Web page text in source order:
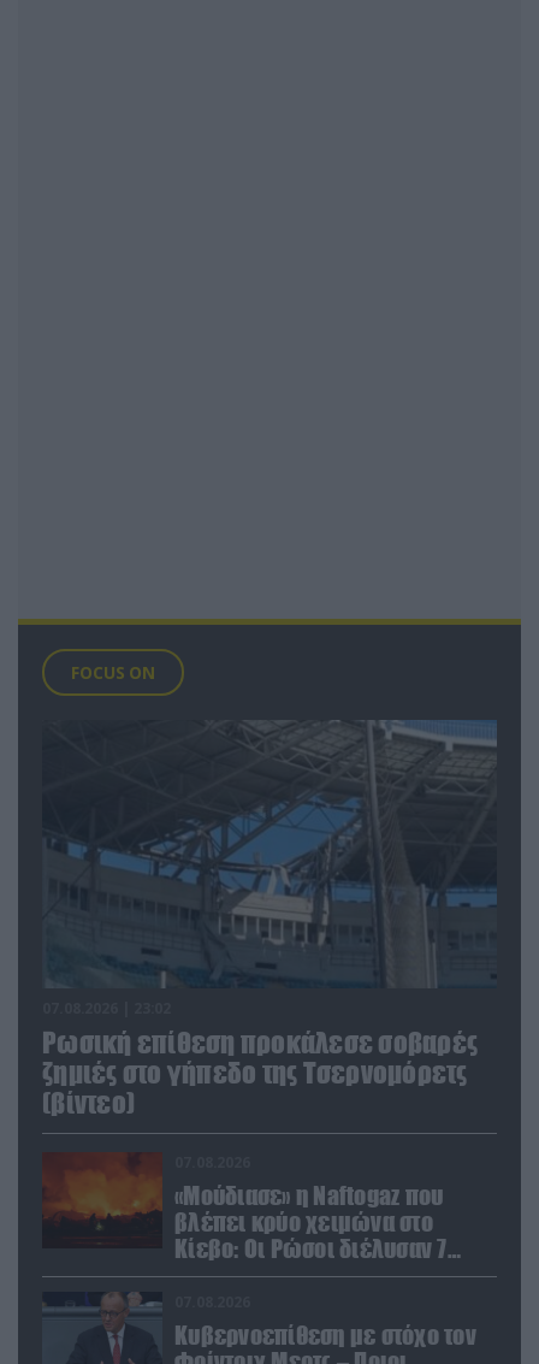
FOCUS ON
Ρωσική επίθεση προκάλεσε σοβαρές
ζημιές στο γήπεδο της Τσερνομόρετς
(βίντεο)
«Μούδιασε» η Naftogaz που
βλέπει κρύο χειμώνα στο
Κίεβο: Οι Ρώσοι διέλυσαν 7
εγκαταστάσεις του ουκρανικού
Κυβερνοεπίθεση με στόχο τον